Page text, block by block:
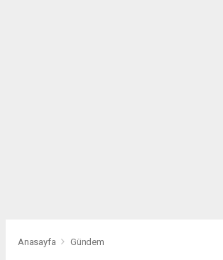
Anasayfa Gündem